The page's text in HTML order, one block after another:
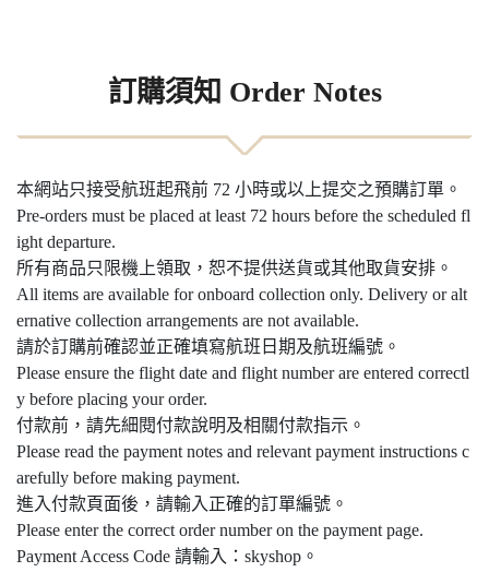
訂購須知 Order Notes
本網站只接受航班起飛前 72 小時或以上提交之預購訂單。
Pre-orders must be placed at least 72 hours before the scheduled fl
ight departure.
所有商品只限機上領取，恕不提供送貨或其他取貨安排。
All items are available for onboard collection only. Delivery or alt
ernative collection arrangements are not available.
請於訂購前確認並正確填寫航班日期及航班編號。
Please ensure the flight date and flight number are entered correctl
y before placing your order.
付款前，請先細閱付款說明及相關付款指示。
Please read the payment notes and relevant payment instructions c
arefully before making payment.
進入付款頁面後，請輸入正確的訂單編號。
Please enter the correct order number on the payment page.
Payment Access Code 請輸入：skyshop。